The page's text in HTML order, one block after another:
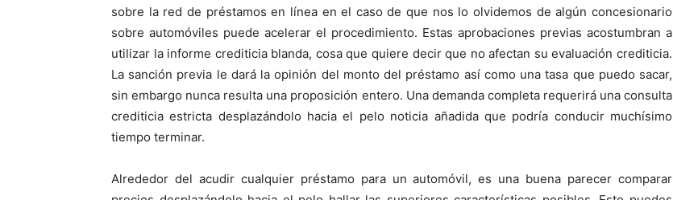
sobre la red de préstamos en línea en el caso de que nos lo olvidemos de algún concesionario
sobre automóviles puede acelerar el procedimiento. Estas aprobaciones previas acostumbran a
utilizar la informe crediticia blanda, cosa que quiere decir que no afectan su evaluación crediticia.
La sanción previa le dará la opinión del monto del préstamo así­ como una tasa que puedo sacar,
sin embargo nunca resulta una proposición entero. Una demanda completa requerirá una consulta
crediticia estricta desplazándolo hacia el pelo noticia añadida que podría conducir muchísimo
tiempo terminar.
Alrededor del acudir cualquier préstamo para un automóvil, es una buena parecer comparar